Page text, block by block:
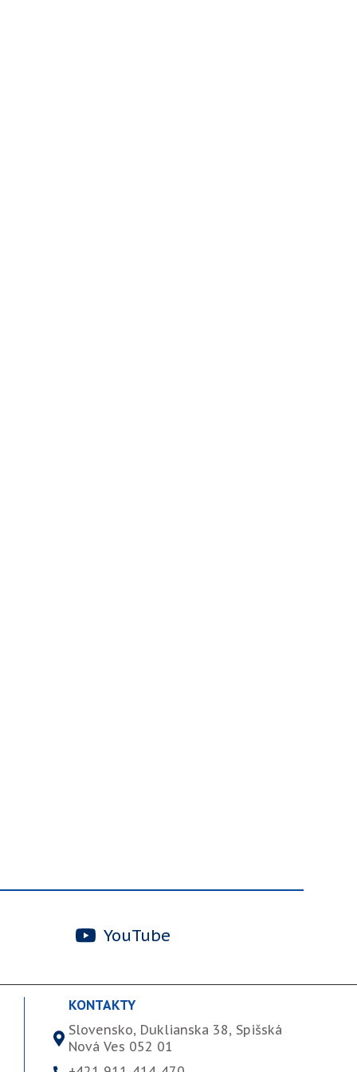
YouTube
KONTAKTY
Slovensko, Duklianska 38, Spišská
Nová Ves 052 01